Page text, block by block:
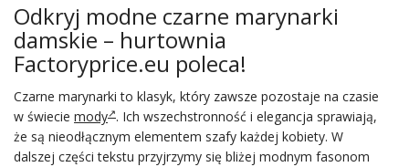
Odkryj modne czarne marynarki
damskie – hurtownia
Factoryprice.eu poleca!
Czarne marynarki to klasyk, który zawsze pozostaje na czasie
w świecie mody . Ich wszechstronność i elegancja sprawiają,
że są nieodłącznym elementem szafy każdej kobiety. W
dalszej części tekstu przyjrzymy się bliżej modnym fasonom